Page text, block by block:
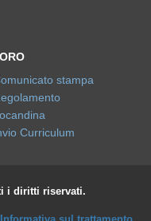
stampa
Curriculum
i diritti riservati.